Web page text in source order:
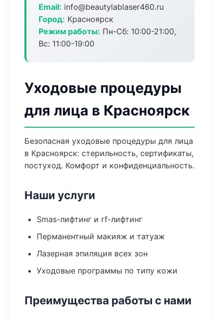
Email: info@beautylablaser460.ru
Город: Красноярск
Режим работы: Пн-Сб: 10:00-21:00,
Вс: 11:00-19:00
Уходовые процедуры
для лица в Красноярск
Безопасная уходовые процедуры для лица
в Красноярск: стерильность, сертификаты,
постуход. Комфорт и конфиденциальность.
Наши услуги
Smas-лифтинг и rf-лифтинг
Перманентный макияж и татуаж
Лазерная эпиляция всех зон
Уходовые программы по типу кожи
Преимущества работы с нами